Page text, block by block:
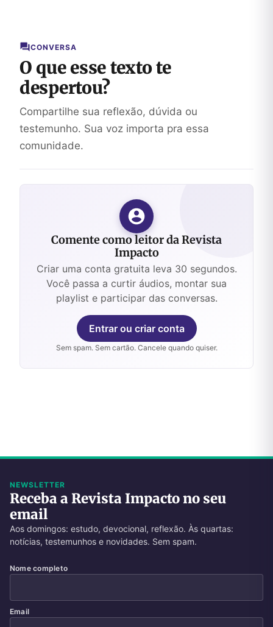
CONVERSA
O que esse texto te
despertou?
Compartilhe sua reflexão, dúvida ou
testemunho. Sua voz importa pra essa
comunidade.
Comente como leitor da Revista
Impacto
Criar uma conta gratuita leva 30 segundos.
Você passa a curtir áudios, montar sua
playlist e participar das conversas.
Entrar ou criar conta
Sem spam. Sem cartão. Cancele quando quiser.
NEWSLETTER
Receba a Revista Impacto no seu
email
Aos domingos: estudo, devocional, reflexão. Às quartas:
notícias, testemunhos e novidades. Sem spam.
Nome completo
Email